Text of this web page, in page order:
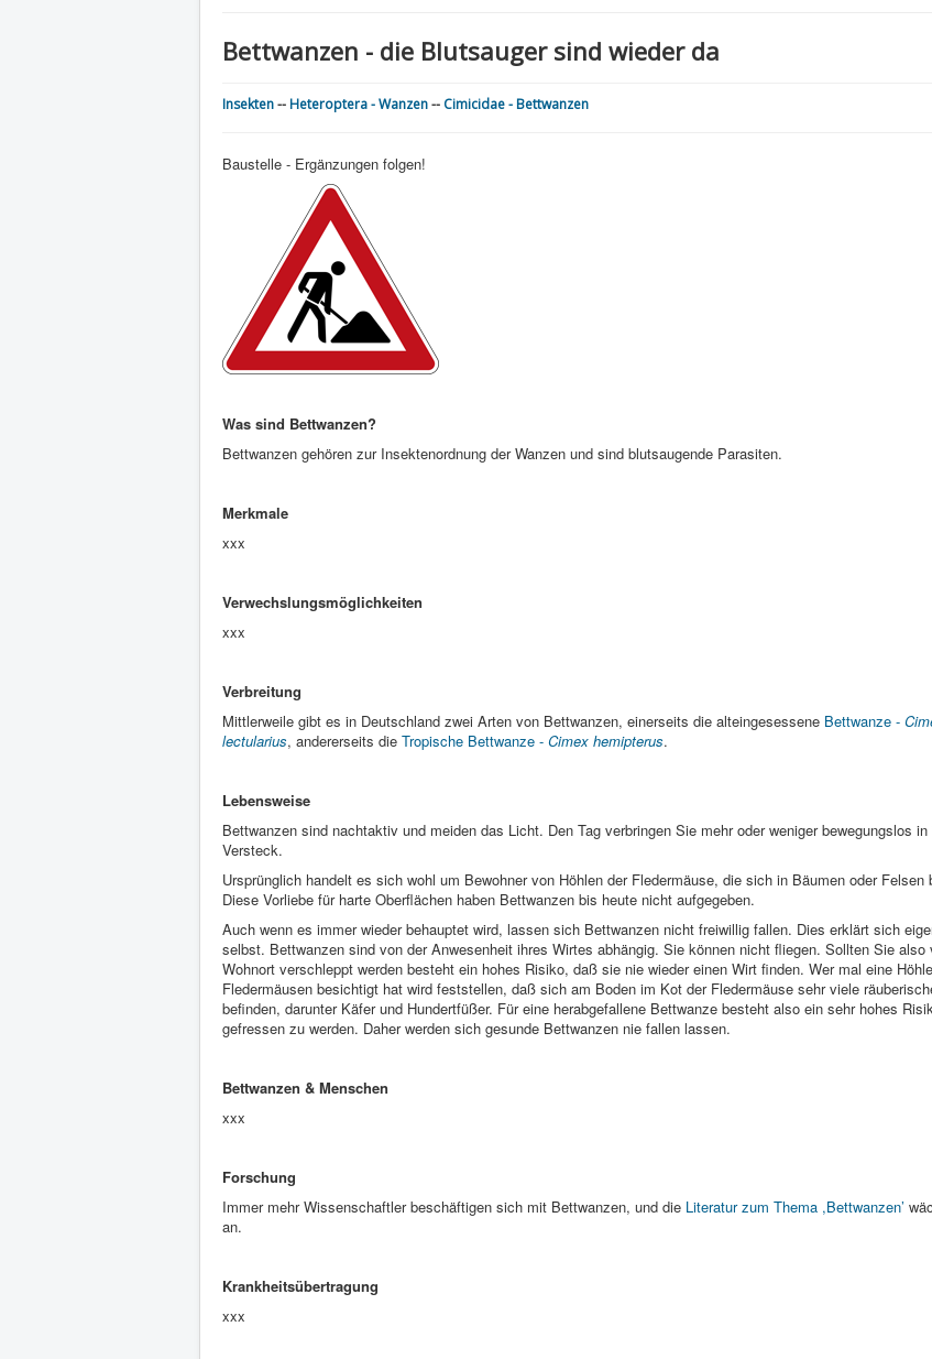
Bettwanzen - die Blutsauger sind wieder da
Insekten--Heteroptera - Wanzen-- Cimicidae - Bettwanzen
Baustelle - Ergänzungen folgen!
Was sind Bettwanzen?
Bettwanzen gehören zur Insektenordnung der Wanzen und sind blutsaugende Parasiten.
Merkmale
xxx
Verwechslungsmöglichkeiten
xxx
Verbreitung
Mittlerweile gibt es in Deutschland zwei Arten von Bettwanzen, einerseits die alteingesessene Bettwanze -
lectularius, andererseits die Tropische Bettwanze - Cimex hemipterus.
Lebensweise
Bettwanzen sind nachtaktiv und meiden das Licht. Den Tag verbringen Sie mehr oder weniger bewegungslos in
Versteck.
Ursprünglich handelt es sich wohl um Bewohner von Höhlen der Fledermäuse, die sich in Bäumen oder Felsen
Diese Vorliebe für harte Oberflächen haben Bettwanzen bis heute nicht aufgegeben.
Auch wenn es immer wieder behauptet wird, lassen sich Bettwanzen nicht freiwillig fallen. Dies erklärt sich
selbst. Bettwanzen sind von der Anwesenheit ihres Wirtes abhängig. Sie können nicht fliegen. Sollten Sie also
Wohnort verschleppt werden besteht ein hohes Risiko, daß sie nie wieder einen Wirt finden. Wer mal eine
Fledermäusen besichtigt hat wird feststellen, daß sich am Boden im Kot der Fledermäuse sehr viele
befinden, darunter Käfer und Hundertfüßer. Für eine herabgefallene Bettwanze besteht also ein sehr hohes
gefressen zu werden. Daher werden sich gesunde Bettwanzen nie fallen lassen.
Bettwanzen & Menschen
xxx
Forschung
Immer mehr Wissenschaftler beschäftigen sich mit Bettwanzen, und die Literatur zum Thema ,Bettwanzen’
an.
Krankheitsübertragung
xxx